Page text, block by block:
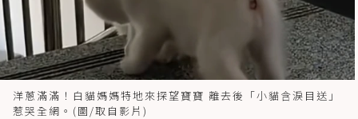
洋蔥滿滿！白貓媽媽特地來探望寶寶 離去後「小貓含淚目送」
惹哭全網。(圖/取自影片)